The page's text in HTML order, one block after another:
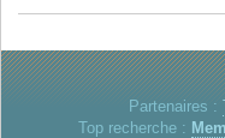
Partenaires :
Top recherche :